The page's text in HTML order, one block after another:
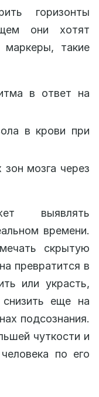
горизонты
они хотят
маркеры, такие
в ответ на
в крови при
зон мозга через
выявлять
времени.
скрытую
превратится в
или украсть,
еще на
подсознания.
чуткости и
по его